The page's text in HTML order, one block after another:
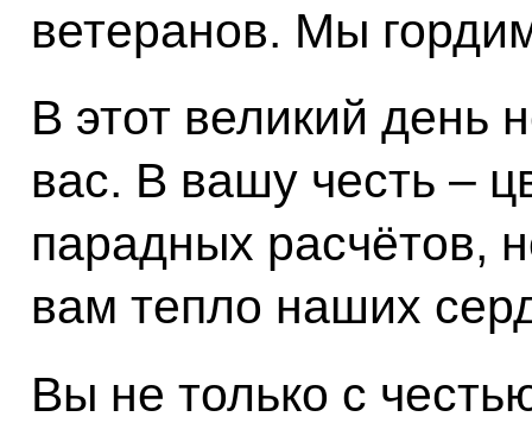
ветеранов. Мы
В этот великий день
вас. В вашу честь –
парадных расчётов,
вам тепло наших
Вы не только с